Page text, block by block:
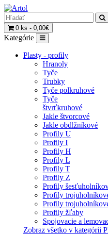
0 ks - 0,00€
Kategórie
Plasty - profily
Hranoly
Tyče
Trubky
Tyče polkruhové
Tyče
štvrťkruhové
Jakle štvorcové
Jakle obdlžníkové
Profily U
Profily I
Profily H
Profily L
Profily T
Profily Z
Profily
Profily
Profily
Profily žľaby
Spojovacie a
Zobraz všetko v kategórii